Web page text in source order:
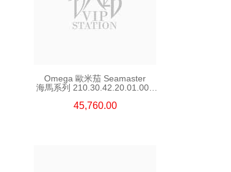
Omega 歐米茄 Seamaster
海馬系列 210.30.42.20.01.002
45,760.00